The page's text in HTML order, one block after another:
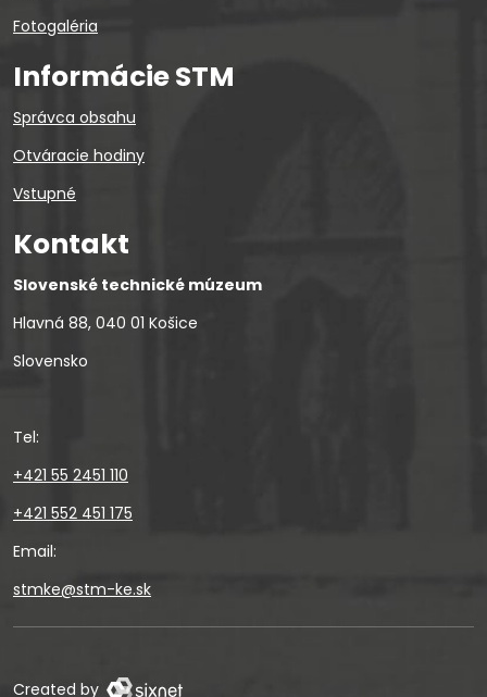
Fotogaléria
Informácie STM
Správca obsahu
Otváracie hodiny
Vstupné
Kontakt
Slovenské technické múzeum
Hlavná 88, 040 01 Košice
Slovensko
Tel:
+421 55 2451 110
+421 552 451 175
Email:
stmke@stm-ke.sk
Created by